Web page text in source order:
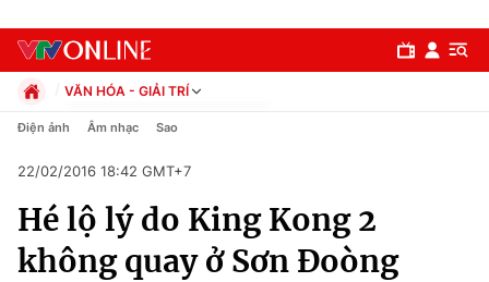
Chuyên mục
Chính trị
VĂN HÓA - GIẢI TRÍ
Chính trị
Pháp luật
Kinh tế
Thể thao
Truyền hình
Điện ảnh Âm nhạc Sao
22/02/2016 18:42 GMT+7
Hé lộ lý do King Kong 2
không quay ở Sơn Đoòng